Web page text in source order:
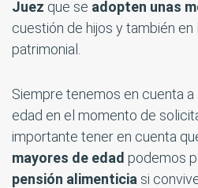
Juez que se adopten unas
cuestión de hijos y también
patrimonial.
Siempre tenemos en cuenta
edad en el momento de
importante tener en cuenta
mayores de edad podemos
pensión alimenticia si